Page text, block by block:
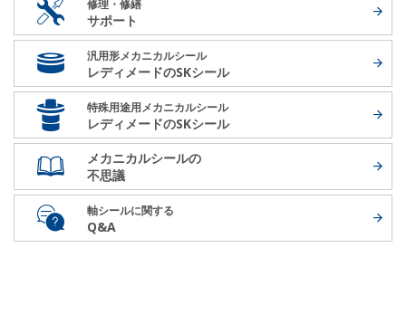
修理・修繕
サポート
汎用形メカニカルシール
レディメードのSKシール
特殊用途用メカニカルシール
レディメードのSKシール
メカニカルシールの
不思議
軸シールに関する
Q&A